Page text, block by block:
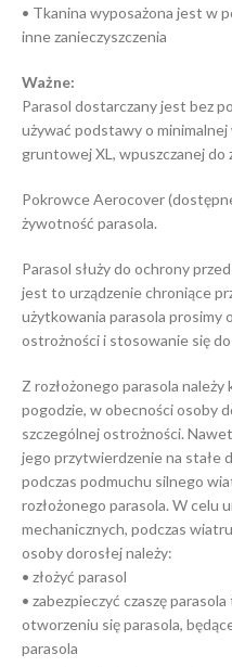
• Tkanina wyposażona jest w
inne zanieczyszczenia
Ważne:
Parasol dostarczany jest bez
używać podstawy o
gruntowej XL, wpuszczanej do
Pokrowce Aerocover
żywotność parasola.
Parasol służy do ochrony
jest to urządzenie chroniące
użytkowania parasola prosimy
ostrożności i stosowanie się
Z rozłożonego parasola
pogodzie, w obecności osoby
szczególnej ostrożności.
jego przytwierdzenie na stałe
podczas podmuchu silnego
rozłożonego parasola. W celu
mechanicznych, podczas
osoby dorosłej należy:
• złożyć parasol
• zabezpieczyć czaszę
otworzeniu się parasola,
parasola